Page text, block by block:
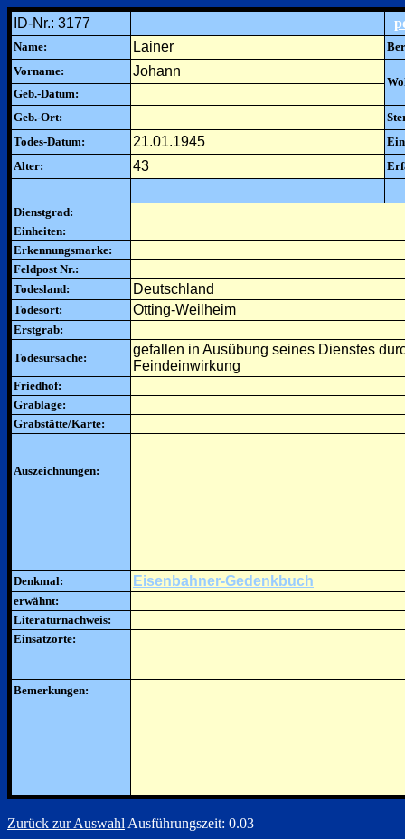
ID-Nr.: 3177
Name: Lainer
Vorname:
Johann
Geb.-Datum:
Geb.-Ort:
Todes-Datum:
21.01.1945
Alter:
43
Dienstgrad:
Einheiten:
Erkennungsmarke:
Feldpost Nr.:
Todesland:
Deutschland
Todesort: Otting-Weilheim
Erstgrab:
Todesursache:
gefallen in Ausübung seines Dienstes
Feindeinwirkung
Friedhof:
Grablage:
Grabstätte/Karte:
Auszeichnungen:
Denkmal: Eisenbahner-Gedenkbuch
erwähnt:
Literaturnachweis:
Einsatzorte:
Bemerkungen:
Zurück zur Auswahl Ausführungszeit: 0.03